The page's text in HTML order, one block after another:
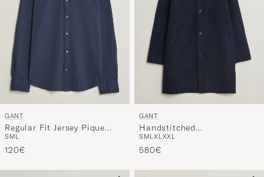
Regular Fit Jersey Pique
Shirt Marine
SML
Handstitched
Wool/Cashmere Top Coat
SMLXLXXL